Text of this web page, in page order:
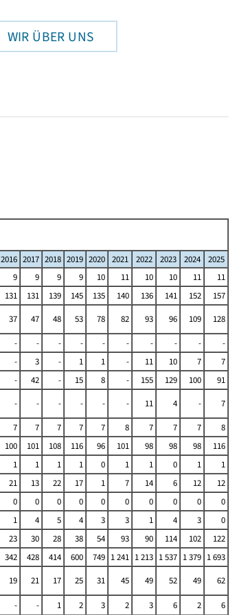
WIR ÜBER UNS
2016 2017 2018 2019 2020 2021 2022 2023 2024
2025
9 9 9 9 10 11 10 10 11
11
131 131 139 145 135 140 136 141 152
157
37 47 48 53 78 82 93 96 109
128
- - - - - - - - -
-
- 3 - 1 1 - 11 10 7
7
- 42 - 15 8 - 155 129 100
91
- - - - - - 11 4 -
7
7 7 7 7 7 8 7 7 7
8
100 101 108 116 96 101 98 98 98
116
1 1 1 1 0 1 1 0 1
1
21 13 22 17 1 7 14 6 12
12
0 0 0 0 0 0 0 0 0
0
1 4 5 4 3 3 1 4 3
0
23 30 28 38 54 93 90 114 102
122
342 428 414 600 749 1 241 1 213 1 537 1 379 1 693
19 21 17 25 31 45 49 52 49
62
- - 1 2 3 2 3 6 2 6